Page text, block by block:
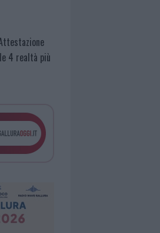
4 realtà più